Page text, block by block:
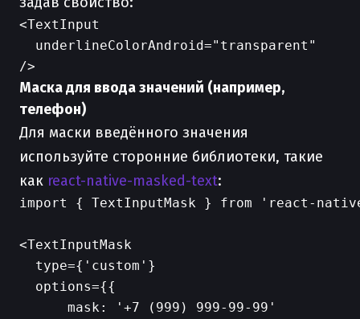
<TextInput
  underlineColorAndroid="transparent"
Маска для ввода значений (например,
телефон)
Для маски введённого значения
используйте сторонние библиотеки, такие
как react-native-masked-text:
import { TextInputMask } from 'react-
<TextInputMask
  type={'custom'}
  options={{
      mask: '+7 (999) 999-99-99'